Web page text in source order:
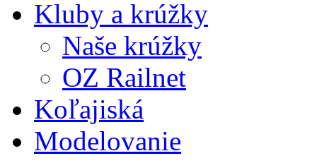
Kluby a krúžky
Naše krúžky
OZ Railnet
Koľajiská
Modelovanie